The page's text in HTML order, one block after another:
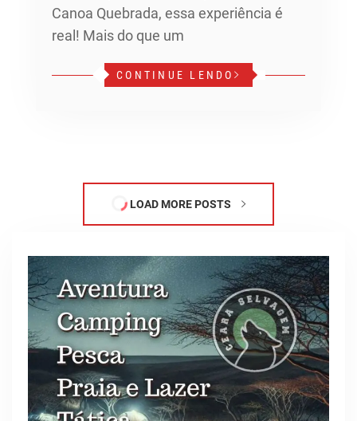
Canoa Quebrada, essa experiência é
real! Mais do que um
CONTINUE LENDO
LOAD MORE POSTS